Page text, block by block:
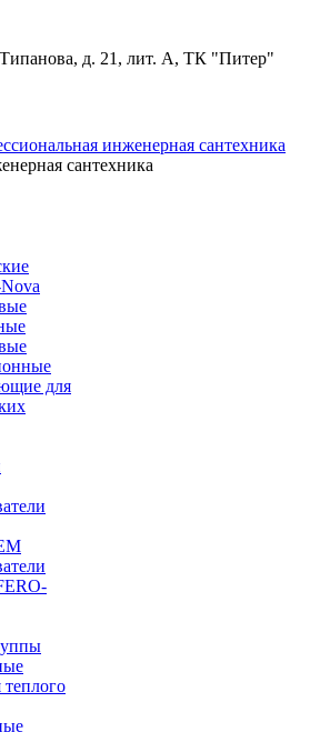
Типанова, д. 21, лит. А, ТК "Питер"
сантехника
для